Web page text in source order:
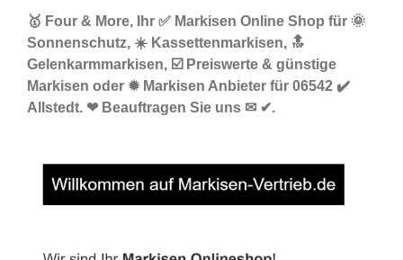
🥇 Four & More, Ihr ✅ Markisen Online Shop für 🌞
Sonnenschutz, ☀️ Kassettenmarkisen, 🔝
Gelenkarmmarkisen, ☑️ Preiswerte & günstige
Markisen oder ✹ Markisen Anbieter für 06542 ✔️
Allstedt. ❤ Beauftragen Sie uns ✉ ✔.